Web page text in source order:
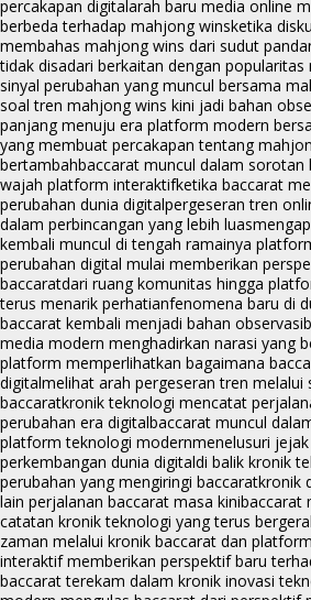
percakapan digitalarah baru media online
berbeda terhadap mahjong winsketika
membahas mahjong wins dari sudut
tidak disadari berkaitan dengan popularitas
sinyal perubahan yang muncul bersama
soal tren mahjong wins kini jadi bahan
panjang menuju era platform modern
yang membuat percakapan tentang
bertambahbaccarat muncul dalam sorotan
wajah platform interaktifketika baccarat
perubahan dunia digitalpergeseran tren
dalam perbincangan yang lebih luas
kembali muncul di tengah ramainya
perubahan digital mulai memberikan
baccaratdari ruang komunitas hingga
terus menarik perhatianfenomena baru di
baccarat kembali menjadi bahan observasi
media modern menghadirkan narasi yang
platform memperlihatkan bagaimana
digitalmelihat arah pergeseran tren melalui
baccaratkronik teknologi mencatat
perubahan era digitalbaccarat muncul
platform teknologi modernmenelusuri
perkembangan dunia digitaldi balik kronik
perubahan yang mengiringi baccaratkronik
lain perjalanan baccarat masa kinibaccarat
catatan kronik teknologi yang terus
zaman melalui kronik baccarat dan
interaktif memberikan perspektif baru
baccarat terekam dalam kronik inovasi